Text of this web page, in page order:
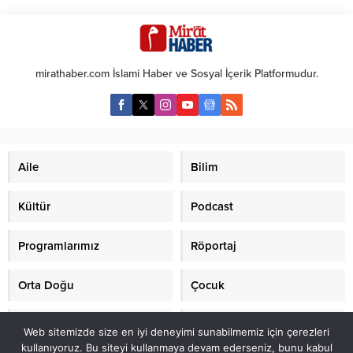
Fuarı’nda tanıtıldı. Büyük boyutlu
denizaltı kadar torpido atabilecek,
‘özel kuvvet harekatı’ da
gerçekleştirebilecek STM500, bu
özellikleriyle birçok ülke
tarafından takip ediliyor. Milli
mirathaber.com İslami Haber ve Sosyal İçerik Platformudur.
Aile Bilim
Kültür Podcast
Programlarımız Röportaj
Orta Doğu Çocuk
Mirat TV Makaleler
Web sitemizde size en iyi deneyimi sunabilmemiz için çerezleri
kullanıyoruz. Bu siteyi kullanmaya devam ederseniz, bunu kabul